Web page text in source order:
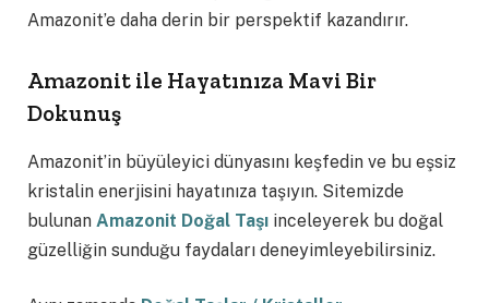
Amazonit’e daha derin bir perspektif kazandırır.
Amazonit ile Hayatınıza Mavi Bir
Dokunuş
Amazonit’in büyüleyici dünyasını keşfedin ve bu eşsiz
kristalin enerjisini hayatınıza taşıyın. Sitemizde
bulunan Amazonit Doğal Taşı inceleyerek bu doğal
güzelliğin sunduğu faydaları deneyimleyebilirsiniz.